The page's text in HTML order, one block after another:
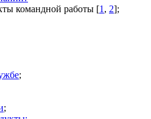
командной работы [1 , 2];
;
;